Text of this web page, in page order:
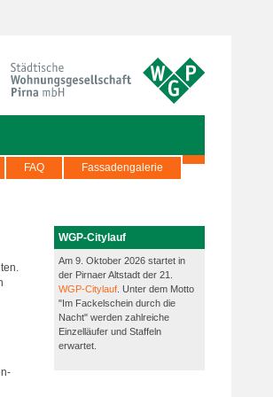
FAQ Fassadengalerie
WGP-Citylauf
Am 9. Oktober 2026 startet in
der Pirnaer Altstadt der 21.
WGP-Citylauf . Unter dem Motto
"Im Fackelschein durch die
Nacht" werden zahlreiche
Einzelläufer und Staffeln
erwartet.